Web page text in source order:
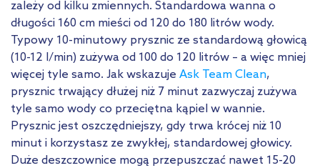
zależy od kilku zmiennych. Standardowa wanna o
długości 160 cm mieści od 120 do 180 litrów wody.
Typowy 10-minutowy prysznic ze standardową głowicą
(10-12 l/min) zużywa od 100 do 120 litrów – a więc mniej
więcej tyle samo. Jak wskazuje Ask Team Clean,
prysznic trwający dłużej niż 7 minut zazwyczaj zużywa
tyle samo wody co przeciętna kąpiel w wannie.
Prysznic jest oszczędniejszy, gdy trwa krócej niż 10
minut i korzystasz ze zwykłej, standardowej głowicy.
Duże deszczownice mogą przepuszczać nawet 15-20